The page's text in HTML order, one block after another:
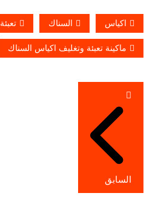
اكياس السناك تعبئة
ماكينة تعبئة وتغليف اكياس السناك
تصفّح
المقالات
السابق